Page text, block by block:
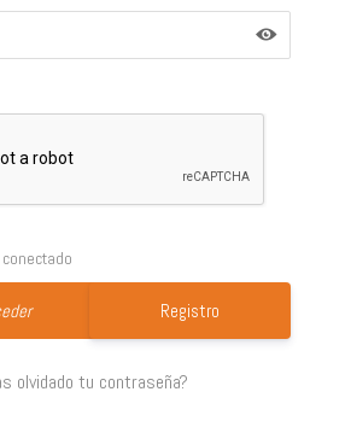
Registro
olvidado tu contraseña?